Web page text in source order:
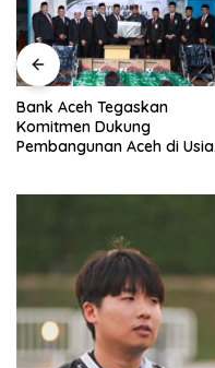
Bank Aceh Tegaskan
Komitmen Dukung
Pembangunan Aceh di Usia